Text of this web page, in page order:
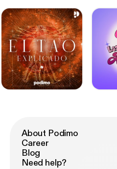
About Podimo
Career
Blog
Need help?